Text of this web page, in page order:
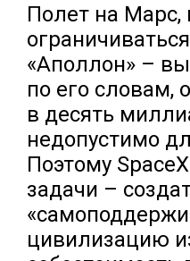
Полет на Марс,
«Аполлон» –
по его
в десять
недопустимо
Поэтому
задачи –
цивилизацию